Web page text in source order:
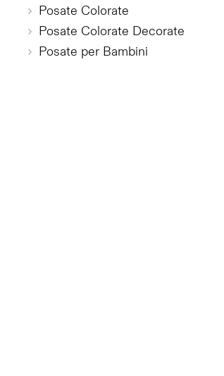
Posate Colorate
Posate Colorate Decorate
Posate per Bambini